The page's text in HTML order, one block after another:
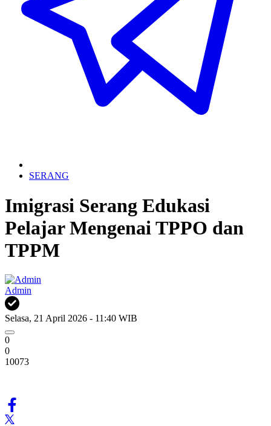
SERANG
Imigrasi Serang Edukasi
Pelajar Mengenai TPPO dan
TPPM
Admin
Selasa, 21 April 2026 - 11:40 WIB
0
0
10073